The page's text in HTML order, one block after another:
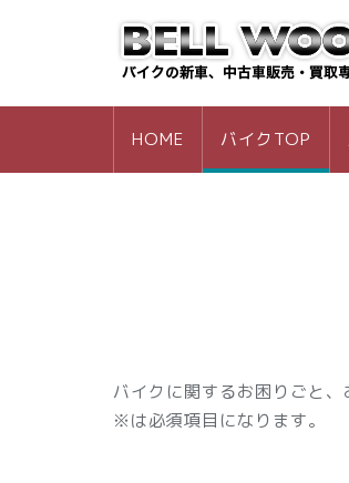
HOME バイクTOP
バイクに関するお困りごと
※は必須項目になります。